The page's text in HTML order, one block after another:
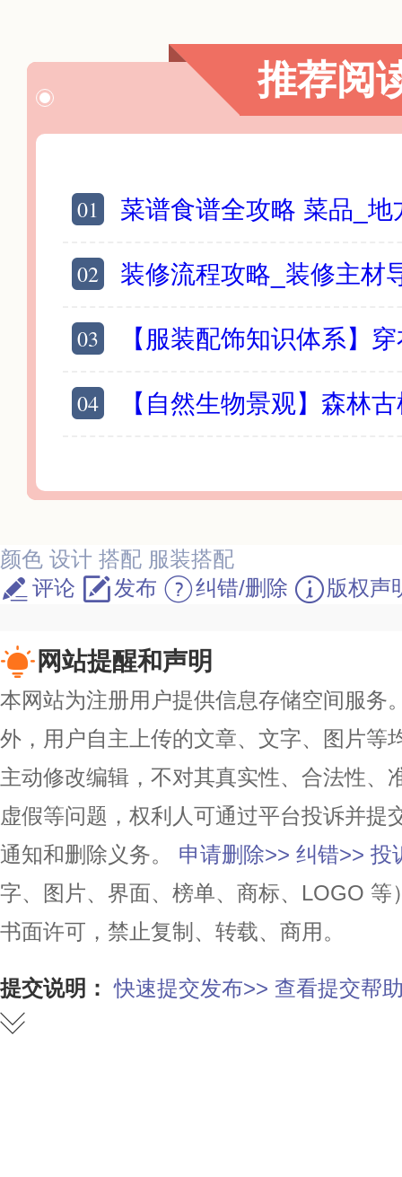
推荐阅
01 菜谱食谱全攻略 菜品_地方美食_养生食谱
02 装修流程攻略_装修主材导购_家具家电_
03 【服装配饰知识体系】
04 【自然生物景观】森林古树奇花异
颜色 设计 搭配 服装搭配
评论
发布 纠错/删除 版权声
网站提醒和声明
本网站为注册用户提供信息存储空间服务
外，用户自主上传的文章、文字、图片等
主动修改编辑，不对其真实性、合法性、
虚假等问题，权利人可通过平台投诉并提
通知和删除义务。
申请删除>> 纠错>> 投
字、图片、界面、榜单、商标、LOGO
书面许可，禁止复制、转载、商用。
提交说明： 快速提交发布>> 查看提交帮